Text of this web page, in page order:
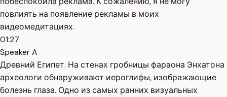
повлиять на появление рекламы в моих
видеомедитациях.
01:27
Speaker A
Древний Египет. На стенах гробницы фараона Энхатона
археологи обнаруживают иероглифы, изображающие
болезнь глаза. Одно из самых ранних визуальных